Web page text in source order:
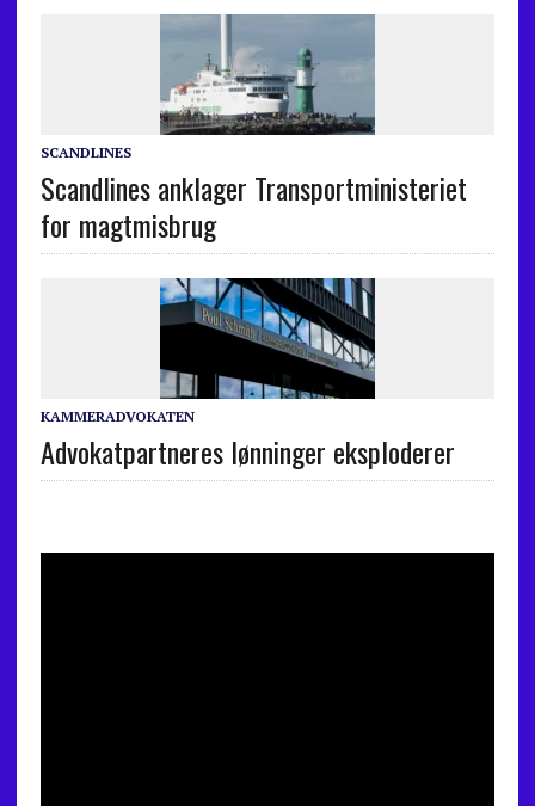
SCANDLINES
Scandlines anklager Transportministeriet
for magtmisbrug
KAMMERADVOKATEN
Advokatpartneres lønninger eksploderer